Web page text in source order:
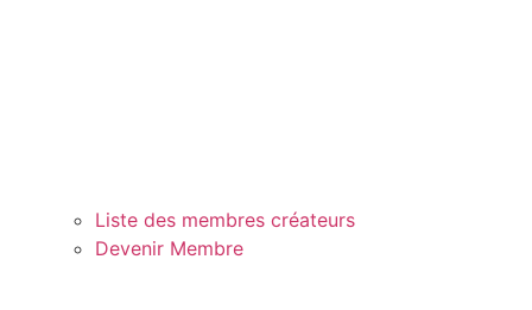
Liste des membres créateurs
Devenir Membre